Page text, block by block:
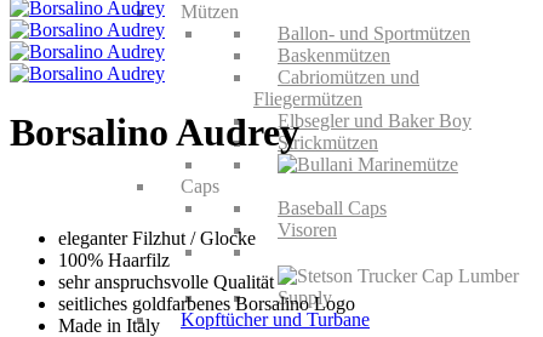
Mützen
Ballon- und Sportmützen
Baskenmützen
Cabriomützen und
Fliegermützen
Elbsegler und Baker Boy
Strickmützen
Caps
Baseball Caps
Visoren
Kopftücher und Turbane
Borsalino Audrey
eleganter Filzhut / Glocke
100% Haarfilz
sehr anspruchsvolle Qualität
seitliches goldfarbenes Borsalino Logo
Made in Italy